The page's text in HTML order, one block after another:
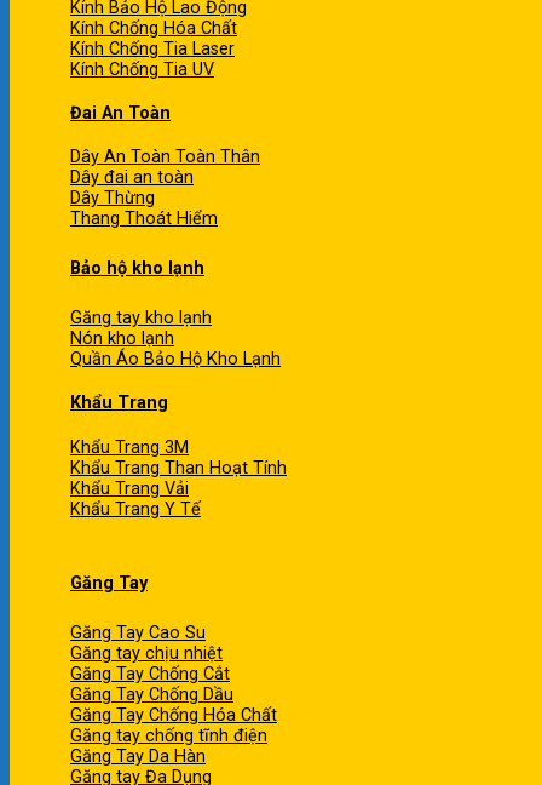
Kính Bảo Hộ Lao Động
Kính Chống Hóa Chất
Kính Chống Tia Laser
Kính Chống Tia UV
Đai An Toàn
Dây An Toàn Toàn Thân
Dây đai an toàn
Dây Thừng
Thang Thoát Hiểm
Bảo hộ kho lạnh
Găng tay kho lạnh
Nón kho lạnh
Quần Áo Bảo Hộ Kho Lạnh
Khẩu Trang
Khẩu Trang 3M
Khẩu Trang Than Hoạt Tính
Khẩu Trang Vải
Khẩu Trang Y Tế
Găng Tay
Găng Tay Cao Su
Găng tay chịu nhiệt
Găng Tay Chống Cắt
Găng Tay Chống Dầu
Găng Tay Chống Hóa Chất
Găng tay chống tĩnh điện
Găng Tay Da Hàn
Găng tay Đa Dụng